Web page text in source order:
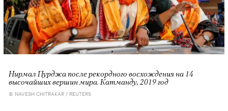
Нирмал Пурджа после рекордного восхождения на 14
высочайших вершин мира. Катманду, 2019 год
© NAVESH CHITRAKAR / REUTERS